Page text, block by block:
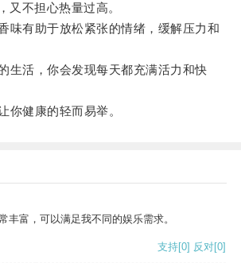
又不担心热量过高。
有助于放松紧张的情绪，缓解压力和
活，你会发现每天都充满活力和快
健康的轻而易举。
丰富，可以满足我不同的娱乐需求。
支持[0] 反对[0]